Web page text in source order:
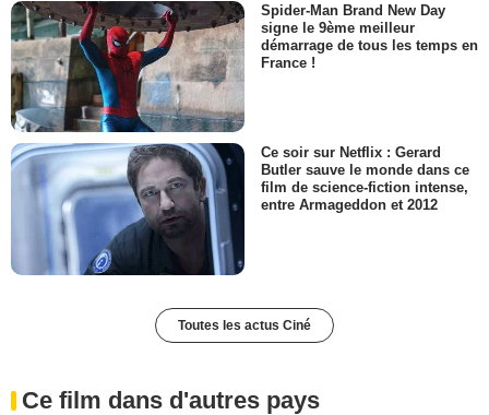
Spider-Man Brand New Day
signe le 9ème meilleur
démarrage de tous les temps en
France !
Ce soir sur Netflix : Gerard
Butler sauve le monde dans ce
film de science-fiction intense,
entre Armageddon et 2012
Toutes les actus Ciné
Ce film dans d'autres pays